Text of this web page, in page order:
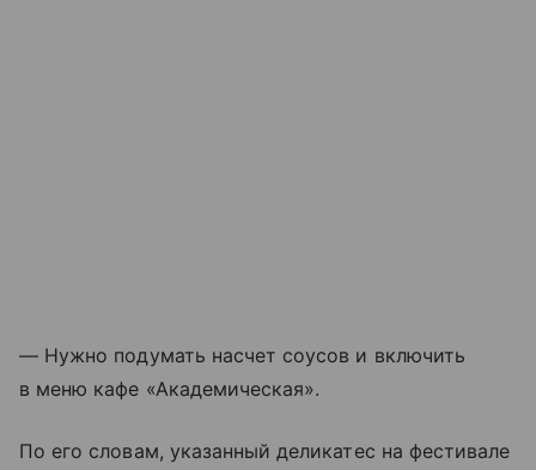
— Нужно подумать насчет соусов и включить
в меню кафе «Академическая».
По его словам, указанный деликатес на фестивале